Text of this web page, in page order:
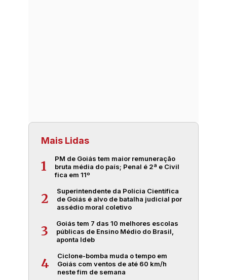
Mais Lidas
1
PM de Goiás tem maior remuneração
bruta média do país; Penal é 2ª e Civil
fica em 11º
2
Superintendente da Polícia Científica
de Goiás é alvo de batalha judicial por
assédio moral coletivo
3
Goiás tem 7 das 10 melhores escolas
públicas de Ensino Médio do Brasil,
aponta Ideb
4
Ciclone-bomba muda o tempo em
Goiás com ventos de até 60 km/h
neste fim de semana